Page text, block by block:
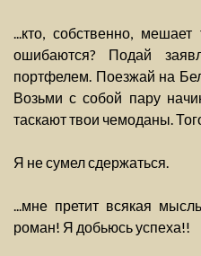
...кто, собственно, мешает
ошибаются? Подай
портфелем. Поезжай на
Возьми с собой пару
таскают твои чемоданы.
Я не сумел сдержаться.
...мне претит всякая
роман! Я добьюсь успеха!!